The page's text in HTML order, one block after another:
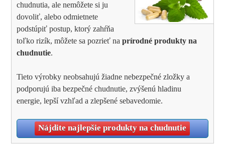
chudnutia, ale nemôžete si ju
dovoliť, alebo odmietnete
podstúpiť postup, ktorý zahŕňa
toľko rizík, môžete sa pozrieť naprírodné produkty na
chudnutie.
Tieto výrobky neobsahujú žiadne nebezpečné zložky a
podporujú iba bezpečné chudnutie, zvýšenú hladinu
energie, lepší vzhľad a zlepšené sebavedomie.
Nájdite najlepšie produkty na chudnutie